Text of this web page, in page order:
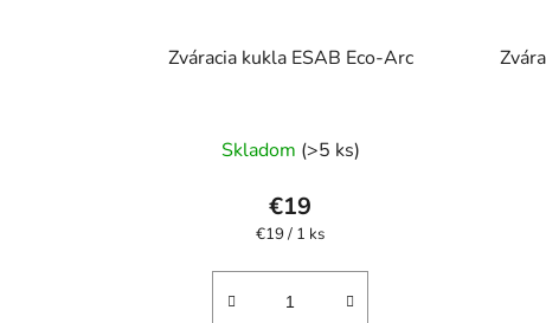
Zváracia kukla ESAB Eco-Arc
Skladom (>5 ks)
€19
Jednotková
€19 / 1 ks